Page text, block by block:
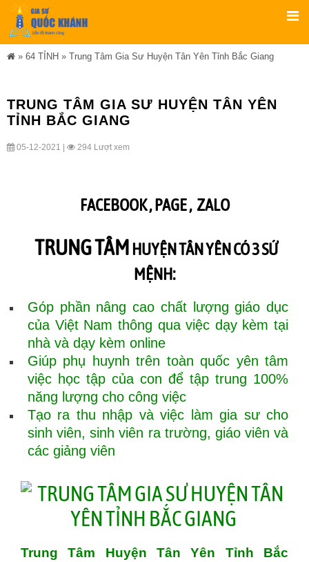
» 64 TỈNH » Trung Tâm Gia Sư Huyện Tân Yên Tỉnh Bắc Giang
TRUNG TÂM GIA SƯ HUYỆN TÂN YÊN
TỈNH BẮC GIANG
05-12-2021 | 294 Lượt xem
FACEBOOK ,PAGE, ZALO
TRUNG TÂM HUYỆN TÂN YÊN CÓ 3 SỨ
MỆNH:
Góp phần nâng cao chất lượng giáo dục
của Việt Nam thông qua việc dạy kèm tại
nhà và dạy kèm online
Giúp phụ huynh trên toàn quốc yên tâm
việc học tập của con để tập trung 100%
năng lượng cho công việc
Tạo ra thu nhập và việc làm gia sư cho
sinh viên, sinh viên ra trường, giáo viên và
các giảng viên
Trung Tâm Huyện Tân Yên Tỉnh Bắc